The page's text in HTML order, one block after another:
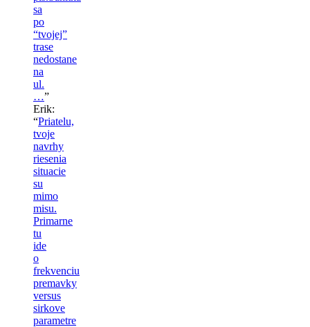
sa
po
“tvojej”
trase
nedostane
na
ul.
…”
Erik:
“Priatelu,
tvoje
navrhy
riesenia
situacie
su
mimo
misu.
Primarne
tu
ide
o
frekvenciu
premavky
versus
sirkove
parametre